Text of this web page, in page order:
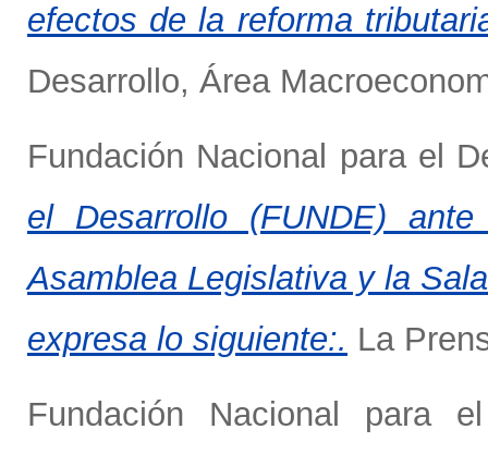
efectos de la reforma
Desarrollo, Área
Fundación Nacional para el
el Desarrollo (FUNDE)
Asamblea Legislativa y la
expresa lo siguiente:. La
Fundación Nacional para